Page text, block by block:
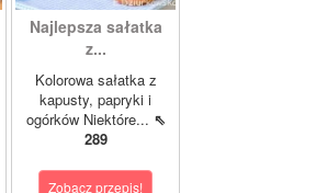
Najlepsza sałatka
z...
Kolorowa sałatka z
kapusty, papryki i
ogórków Niektóre... ⇖
289
Zobacz przepis!